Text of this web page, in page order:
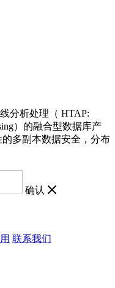
分析处理（ HTAP:
）的融合型数据库产
多副本数据安全，分布
确认
联系我们